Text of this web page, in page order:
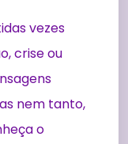
vezes
crise ou
nem tanto,
o